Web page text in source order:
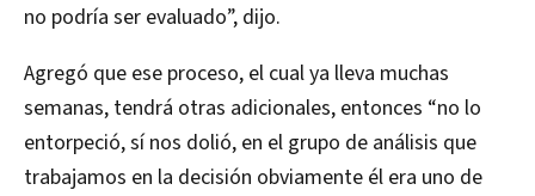
no podría ser evaluado”, dijo.
Agregó que ese proceso, el cual ya lleva muchas
semanas, tendrá otras adicionales, entonces “no lo
entorpeció, sí nos dolió, en el grupo de análisis que
trabajamos en la decisión obviamente él era uno de